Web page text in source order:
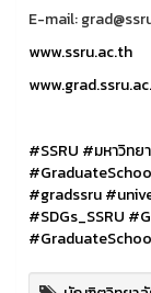
E-mail:
www.ssru.ac.th
#SSRU #มหาวิทย
#gradssru
#SDGs_SSRU